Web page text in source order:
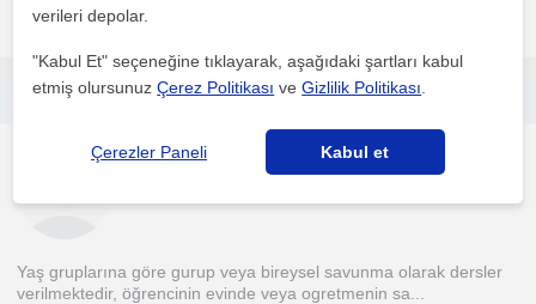
daha fazlasını gör
Kisisel savunma
Yaş gruplarına göre gurup veya bireysel savunma olarak dersler
verilmektedir, öğrencinin evinde veya ogretmenin sa...
verileri depolar.
"Kabul Et" seçeneğine tıklayarak, aşağıdaki şartları kabul
etmiş olursunuzÇerez Politikası veGizlilik Politikası
Çerezler Paneli Kabul et